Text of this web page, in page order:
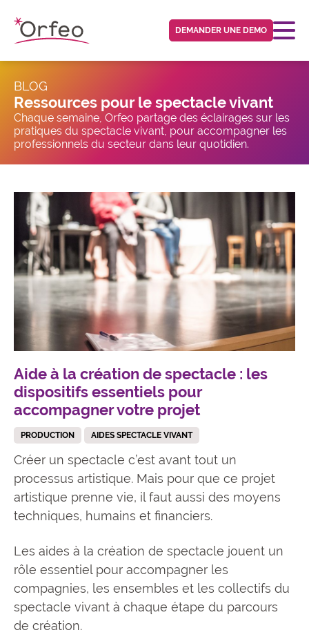
DEMANDER UNE DEMO
BLOG
Ressources pour le spectacle vivant
Chaque semaine, Orfeo partage des éclairages sur les
pratiques du spectacle vivant, pour accompagner les
professionnels du secteur dans leur quotidien.
Aide à la création de spectacle : les
dispositifs essentiels pour
accompagner votre projet
PRODUCTION AIDES SPECTACLE VIVANT
Créer un spectacle c’est avant tout un
processus artistique. Mais pour que ce projet
artistique prenne vie, il faut aussi des moyens
techniques, humains et financiers.
Les aides à la création de spectacle jouent un
rôle essentiel pour accompagner les
compagnies, les ensembles et les collectifs du
spectacle vivant à chaque étape du parcours
de création.